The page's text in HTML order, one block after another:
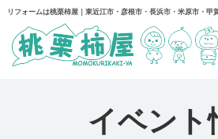
リフォームは桃栗柿屋｜東近江市・彦根市・長浜市・米原市・甲
イベント